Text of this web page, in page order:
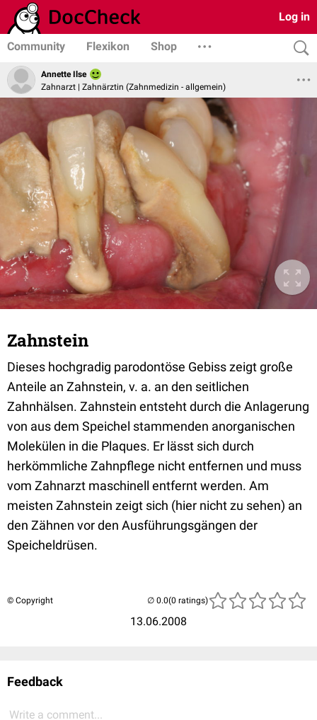
Log in
Community Flexikon Shop
Annette Ilse
Zahnarzt | Zahnärztin (Zahnmedizin - allgemein)
Zahnstein
Dieses hochgradig parodontöse Gebiss zeigt große
Anteile an Zahnstein, v. a. an den seitlichen
Zahnhälsen. Zahnstein entsteht durch die Anlagerung
von aus dem Speichel stammenden anorganischen
Molekülen in die Plaques. Er lässt sich durch
herkömmliche Zahnpflege nicht entfernen und muss
vom Zahnarzt maschinell entfernt werden. Am
meisten Zahnstein zeigt sich (hier nicht zu sehen) an
den Zähnen vor den Ausführungsgängen der
Speicheldrüsen.
© Copyright
13.06.2008
(0 ratings)
Feedback
Write a comment...